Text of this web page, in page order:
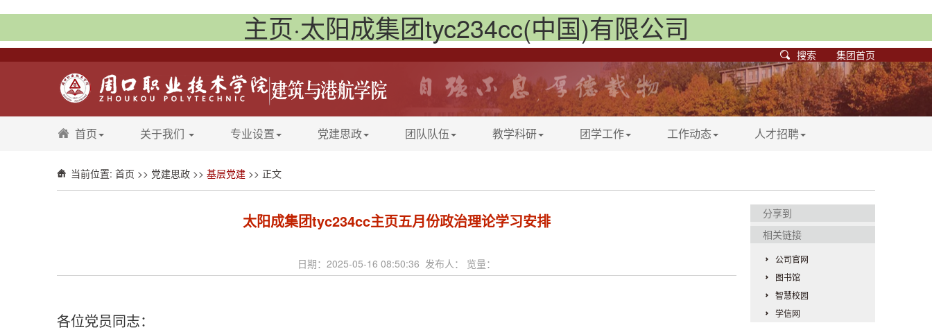
主页·太阳成集团tyc234cc(中国)有限公司
搜索 集团首页
首页 关于我们 专业设置 党建思政 团队队伍 教学科研 团学工作 工作动态 人才招聘
当前位置: 首页 >> 党建思政 >> 基层党建 >> 正文
太阳成集团tyc234cc主页五月份政治理论学习安排
日期：2025-05-16 08:50:36 发布人： 览量：
各位党员同志：
分享到
相关链接
公司官网
图书馆
智慧校园
学信网